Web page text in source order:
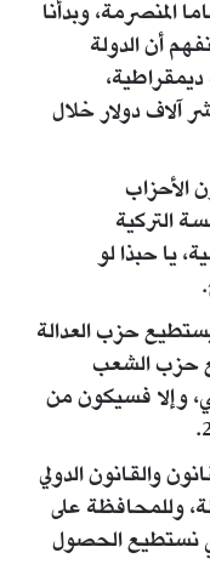
المنصرمة، وبدأنا
أن الدولة
آلاف دولار خلال
الأحزاب
التركية
يا حبذا لو
حزب العدالة
حزب الشعب
وإلا فسيكون من
والقانون الدولي
وللمحافظة على
نستطيع الحصول